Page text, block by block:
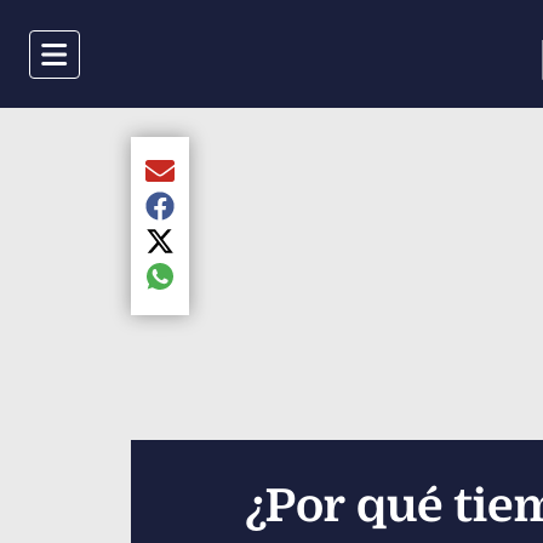
Menu
¿Por qué
Compartir el artículo actual mediante Email
Compartir el artículo actual mediante
Compartir el artículo actual mediante Twitter
Compartir el artículo actual mediante